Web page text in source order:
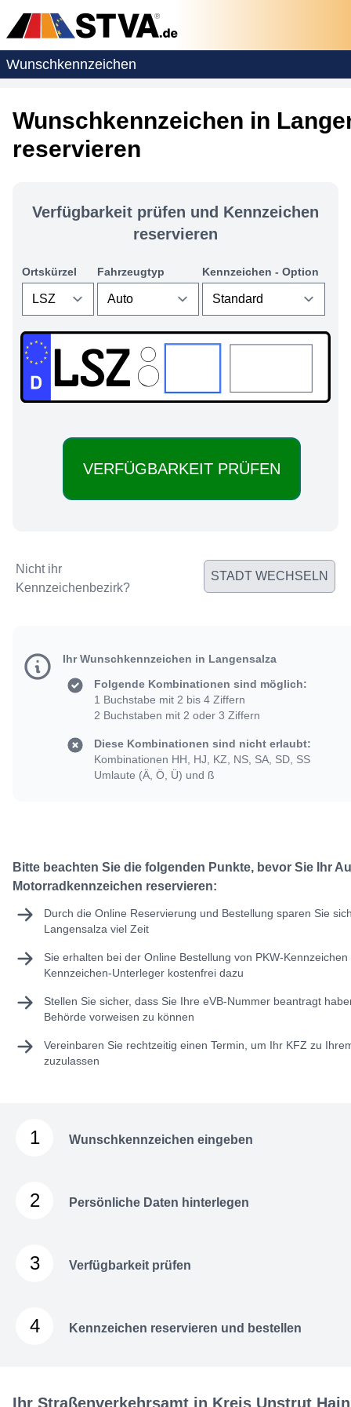
Wunschkennzeichen
Wunschkennzeichen in
reservieren
Verfügbarkeit prüfen und Kennzeichen
reservieren
Ortskürzel Fahrzeugtyp Kennzeichen - Option
LSZ:
Nicht ihr
Kennzeichenbezirk?
STADT WECHSELN
Ihr Wunschkennzeichen in Langensalza
Folgende Kombinationen sind möglich:
1 Buchstabe mit 2 bis 4 Ziffern
2 Buchstaben mit 2 oder 3 Ziffern
Diese Kombinationen sind nicht erlaubt:
Kombinationen HH, HJ, KZ, NS, SA, SD, SS
Umlaute (Ä, Ö, Ü) und ß
Bitte beachten Sie die folgenden Punkte, bevor Sie Ihr
Motorradkennzeichen reservieren:
Durch die Online Reservierung und Bestellung sparen Sie
Langensalza viel Zeit
Sie erhalten bei der Online Bestellung von PKW-
Kennzeichen-Unterleger kostenfrei dazu
Stellen Sie sicher, dass Sie Ihre eVB-Nummer beantragt
Behörde vorweisen zu können
Vereinbaren Sie rechtzeitig einen Termin, um Ihr KFZ zu
zuzulassen
1 Wunschkennzeichen eingeben
2 Persönliche Daten hinterlegen
3 Verfügbarkeit prüfen
4 Kennzeichen reservieren und bestellen
Ihr Straßenverkehrsamt in Kreis Unstrut